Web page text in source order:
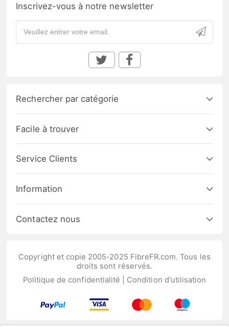
Inscrivez-vous à notre newsletter
Rechercher par catégorie
Facile à trouver
Service Clients
Information
Contactez nous
Copyright et copie 2005-2025 FibreFR.com. Tous les
droits sont réservés.
Politique de confidentialité
Condition d'utilisation